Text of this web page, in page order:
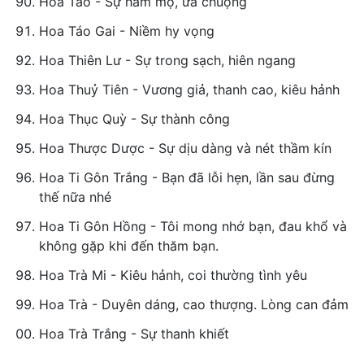
Hoa Táo Gai - Niềm hy vọng
Hoa Thiên Lư - Sự trong sạch, hiên ngang
Hoa Thuỷ Tiên - Vương giả, thanh cao, kiêu hảnh
Hoa Thục Quỳ - Sự thành công
Hoa Thược Dược - Sự dịu dàng và nét thầm kín
Hoa Ti Gôn Trắng - Bạn đã lỗi hẹn, lần sau đừng
thế nữa nhé
Hoa Ti Gôn Hồng - Tôi mong nhớ bạn, đau khổ và
không gặp khi đến thăm bạn.
Hoa Trà Mi - Kiêu hảnh, coi thường tình yêu
Hoa Trà - Duyên dáng, cao thượng. Lòng can đảm
Hoa Trà Trắng - Sự thanh khiết